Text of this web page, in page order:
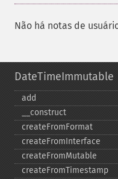
Não há notas de
DateTimeImmutable
add
_​_​construct
createFromFormat
createFromInterface
createFromMutable
createFromTimestamp